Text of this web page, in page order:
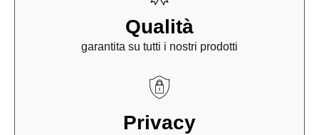
Qualità
garantita su tutti i nostri prodotti
Privacy